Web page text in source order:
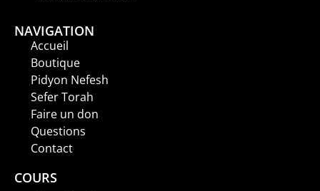
NAVIGATION
Accueil
Boutique
Pidyon Nefesh
Sefer Torah
Faire un don
Questions
Contact
COURS